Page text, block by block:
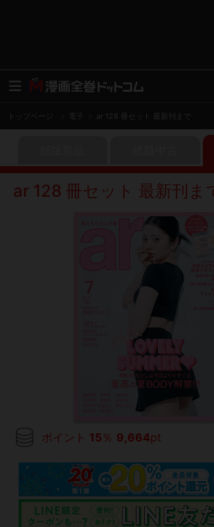
トップページ ar 128 冊セット 最新刊まで
ar 128 冊セット 最新刊ま
ポイント 15 ％ 9,664pt